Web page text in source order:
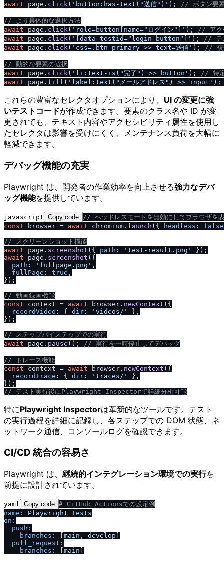
await page. click( 'button:has-text("送信")' ); // ボタン要
// より具体的な選択方法
await page. click( 'role=button[name="ログイン"]' ); // ア
await page. click( '[data-testid="login-button"]' ); // テ
await page. click( 'css=.btn-primary >> text=送信' ); //
// 動的な要素の選択
await page. click( 'li:text-is("完了") >> button' ); // 特
await page. fill ( 'label:text("メールアドレス") >> input'
これらの豊富なセレクタオプションにより、 UI の変更に強
いテストコードが作成できます。要素のクラス名や ID が変
更されても、テキスト内容やアクセシビリティ属性を使用し
たセレクタは影響を受けにくく、メンテナンス負荷を大幅に
軽減できます。
デバッグ機能の充実
Playwright は、開発者の作業効率を向上させる強力なデバ
ッグ機能を提供しています。
javascript Copy code / / ヘッドレスモードを無効にしてブラウザを
const browser = await chromium. launch ({ headless : false
/ / スクリーンショット機能
await page. screenshot ({ path : 'test-result.png'
await page. screenshot ({
path : 'fullpage.png' ,
fullPage : true ,
});
/ / 動画録画機能
const context = await browser. newContext ({
recordVideo : { dir : 'videos / '
},
});
/ / ステップバイステップでの実行
await page. pause (); / / 実行を一時停止してデバッグ
/ / トレース機能
const context = await browser. newContext ({
recordTrace : { dir : 'traces / '
},
/ / テスト実行後にPlaywright Inspectorで詳細分析可能
特にPlaywright Inspectorは革新的なツールです。テスト
の実行過程を詳細に記録し、各ステップでの DOM 状態、ネ
ットワーク通信、コンソールログを確認できます。
CI/CD 統合の容易さ
Playwright は、 継続的インテグレーション環境での実行を
前提に設計されています。
yaml Copy code # GitHub Actionsでの設定例
name:
Playwright Tests
on:
push:
branches:
main , develop
pull_request:
branches:
main